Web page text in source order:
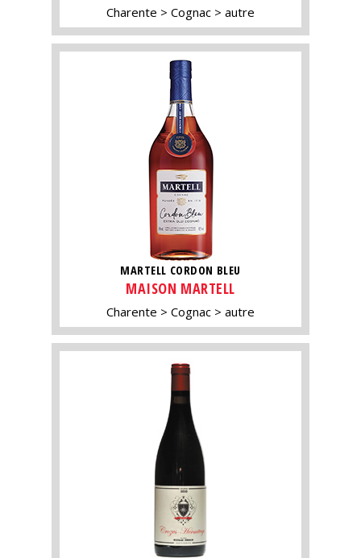
Charente Cognac autre
MARTELL CORDON BLEU
MAISON MARTELL
Charente Cognac autre